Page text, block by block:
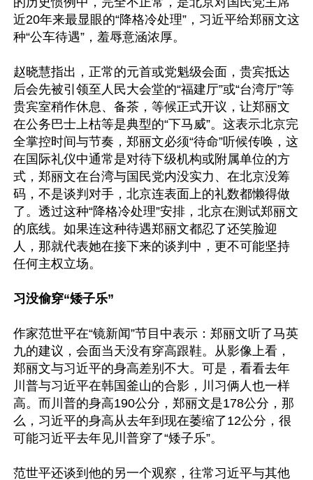
近20年来最显眼的“降格冷处理”，习近平给郑丽文这
种“公车待遇”，羞辱意涵浓厚。
赵晓慧指出，正常的元首或党魁级会面，贵宾抵达
后会先被引领至人民大会堂的“福建厅”或“台湾厅”等
贵宾室稍作休息、备茶，等候正式开议，让郑丽文
在公务巴士上枯等是典型的“下马威”。这表示北京完
全掌控时间与节奏，郑丽文必须“待命”听候传唤，这
在国际礼仪中通常是对待下级机构或附属单位的方
式，郑丽文在台湾与国民党内没实力、在北京没筹
码，不是谈判对手，北京连表面上的礼数都懒得做
了。透过这种“降格冷处理”安排，北京在测试郑丽文
的底线。如果连这种待遇郑丽文都忍了还笑脸迎
人，那就代表她在接下来的谈判中，更不可能坚持
任何主权立场。
习没偷穿“矮子乐”
作家范世平在“镜新闻”节目中表示：郑丽文听了马英
九的建议，会面当天没有穿高跟鞋。从影像上看，
郑丽文与习近平的身高差别不大。可是，看看去年
川普与习近平在韩国釜山的合影，川习俩人也一样
高。而川普的身高190公分，郑丽文是178公分，那
么，习近平的身高从去年到现在萎缩了12公分，很
可能习近平去年见川普穿了“矮子乐”。
范世平还谈到他的另一个观察，往常习近平与其他